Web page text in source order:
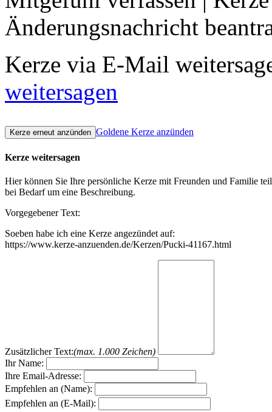
Änderungsnachricht
Kerze via E-Mail
weitersagen
Goldene Kerze anzünden
Kerze weitersagen
Hier können Sie Ihre persönliche Kerze mit Freunden und Familie
bei Bedarf um eine Beschreibung.
Vorgegebener Text:
Soeben habe ich eine Kerze angezündet auf:
https://www.kerze-anzuenden.de/Kerzen/Pucki-41167.html
Zusätzlicher Text:(max. 1.000 Zeichen)
Ihr Name:
Ihre Email-Adresse:
Empfehlen an (Name):
Empfehlen an (E-Mail):